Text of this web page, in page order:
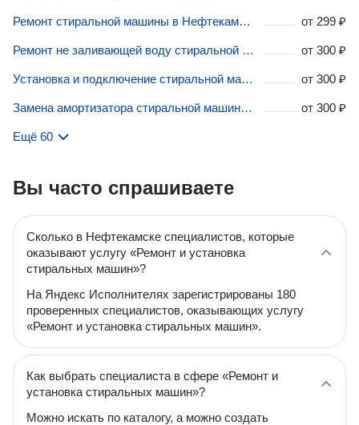
Ремонт стиральной машины в Нефтекамске от 299 ₽
Ремонт не заливающей воду стиральной машины в Нефтекамске от 300 ₽
Установка и подключение стиральной машины в Нефтекамске от 300 ₽
Замена амортизатора стиральной машины в Нефтекамске от 300 ₽
Ещё 60
Вы часто спрашиваете
Сколько в Нефтекамске специалистов, которые
оказывают услугу «Ремонт и установка
стиральных машин»?
На Яндекс Исполнителях зарегистрированы 180
проверенных специалистов, оказывающих услугу
«Ремонт и установка стиральных машин».
Как выбрать специалиста в сфере «Ремонт и
установка стиральных машин»?
Можно искать по каталогу, а можно создать